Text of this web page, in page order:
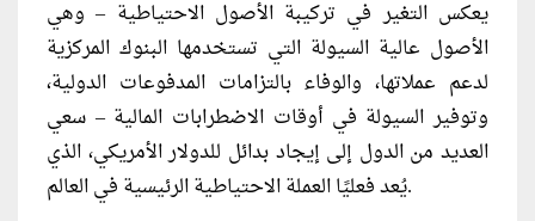
يعكس التغير في تركيبة الأصول الاحتياطية – وهي
الأصول عالية السيولة التي تستخدمها البنوك المركزية
لدعم عملاتها، والوفاء بالتزامات المدفوعات الدولية،
وتوفير السيولة في أوقات الاضطرابات المالية – سعي
العديد من الدول إلى إيجاد بدائل للدولار الأمريكي، الذي
يُعد فعليًا العملة الاحتياطية الرئيسية في العالم.